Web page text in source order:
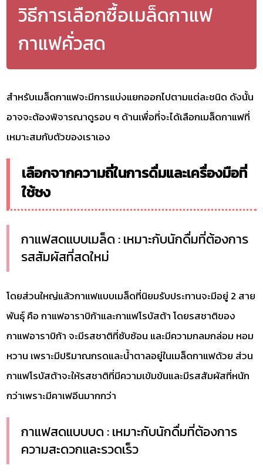
วิธีการเลือกซื้อเมล็ดกาแฟ
กาแฟคั่วสด
สำหรับเมล็ดกาแฟจะมีการแบ่งแยกออกไปตามแต่ละชนิด ดังนั้น
อาจจะต้องพิจารณาดูรอบ ๆ ด้านเพื่อที่จะได้เลือกเมล็ดกาแฟที่
เหมาะสมกับตัวของเราเอง
เลือกจากความถี่ในการดื่มและเครื่องมือที่
ใช้ชง
กาแฟสดแบบเมล็ด : เหมาะกับนักดื่มที่ต้องการ
รสสัมผัสที่สดใหม่
โดยส่วนใหญ่แล้วกาแฟแบบเมล็ดที่นิยมรับประทานจะมีอยู่ 2 สาย
พันธุ์ คือ กาแฟอาราบิก้าและกาแฟโรบัสต้า โดยรสชาติของ
กาแฟอาราบิก้า จะมีรสชาติที่ซับซ้อน และมีความกลมกล่อม หอม
หวาน เพราะมีปริมาณกรดและน้ำตาลอยู่ในเมล็ดกาแฟด้วย ส่วน
กาแฟโรบัสต้าจะให้รสชาติที่มีความเข้มข้นและมีรสสัมผัสที่หนัก
กว่าเพราะมีคาเฟอีนมากกว่า
กาแฟสดแบบบด : เหมาะกับนักดื่มที่ต้องการ
ความสะดวกและรวดเร็ว